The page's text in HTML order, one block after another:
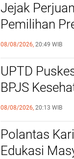
Jejak
Pemilihan
Poltabes
08/08/2026, 20:49 WIB
UPTD
BPJS
Pemeriksaan
Melitus dan
08/08/2026, 20:13 WIB
Polantas
Edukasi